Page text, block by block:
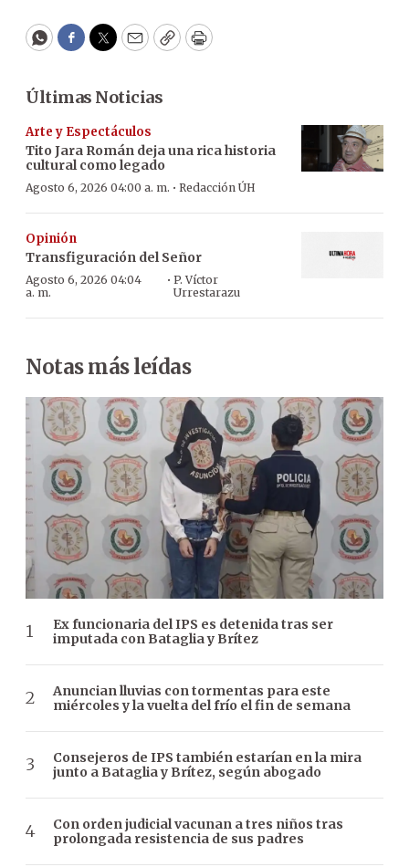
WhatsApp
Facebook
Twitter
EmailCopyPrint
Últimas Noticias
Arte y Espectáculos
Tito Jara Román deja una rica historia
cultural como legado
Agosto 6, 2026 04:00 a. m. · Redacción ÚH
Opinión
Transfiguración del Señor
Agosto 6, 2026 04:04
a. m.
· P. Víctor
Urrestarazu
Notas más leídas
Ex funcionaria del IPS es detenida tras ser
imputada con Bataglia y Brítez
Anuncian lluvias con tormentas para este
miércoles y la vuelta del frío el fin de semana
Consejeros de IPS también estarían en la mira
junto a Bataglia y Brítez, según abogado
Con orden judicial vacunan a tres niños tras
prolongada resistencia de sus padres